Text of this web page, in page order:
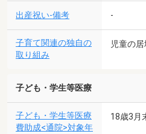
出産祝い-備考 -
子育て関連の独自の
取り組み
児童の居
子ども・学生等医療
子ども・学生等医療
費助成<通院>対象年
18歳3月